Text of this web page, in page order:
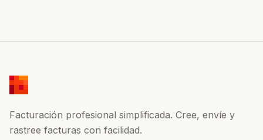
Facturación profesional simplificada. Cree, envíe y
rastree facturas con facilidad.